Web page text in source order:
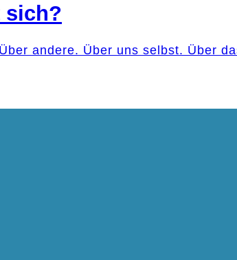
sich?
andere. Über uns selbst. Über